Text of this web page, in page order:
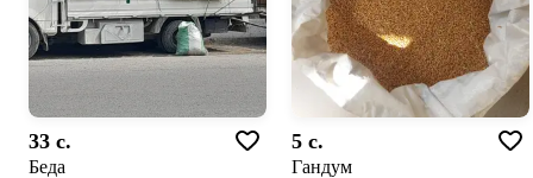
33 c.
Беда
5 c.
Гандум